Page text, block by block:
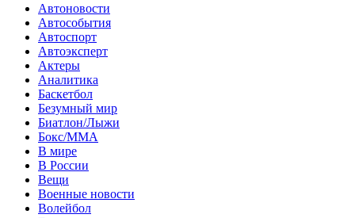
Автоновости
Автособытия
Автоспорт
Автоэксперт
Актеры
Аналитика
Баскетбол
Безумный мир
Биатлон/Лыжи
Бокс/MMA
В мире
В России
Вещи
Военные новости
Волейбол